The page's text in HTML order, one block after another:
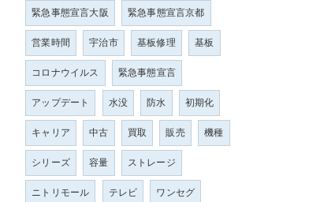
緊急事態宣言大阪
緊急事態宣言京都
営業時間
宇治市 基板修理
基板
コロナウイルス
緊急事態宣言
アップデート
水没 防水
初期化
キャリア
中古 買取 販売
機種
シリーズ
容量
ストレージ
ニトリモール
テレビ
ワンセグ